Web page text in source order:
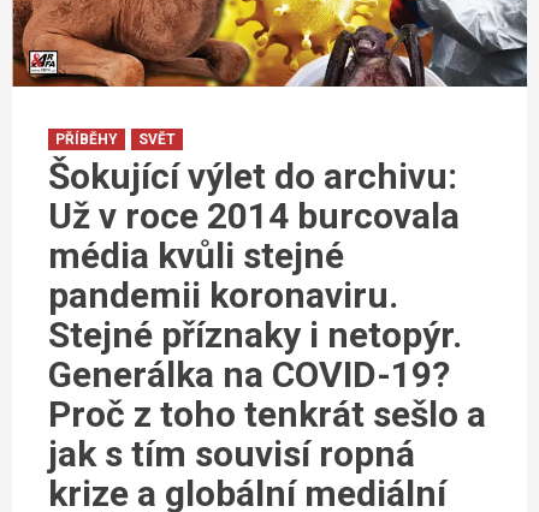
PŘÍBĚHY SVĚT
Šokující výlet do archivu:
Už v roce 2014 burcovala
média kvůli stejné
pandemii koronaviru.
Stejné příznaky i netopýr.
Generálka na COVID-19?
Proč z toho tenkrát sešlo a
jak s tím souvisí ropná
krize a globální mediální